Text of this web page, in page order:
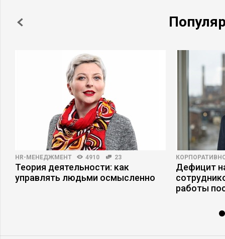
HR-МЕНЕДЖМЕНТ 4910 23
Теория деятельности: как
управлять людьми осмысленно
Дефицит
работы